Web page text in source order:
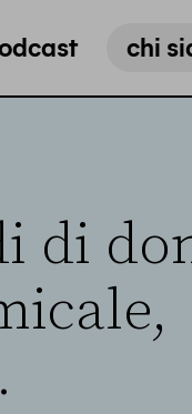
chi
di